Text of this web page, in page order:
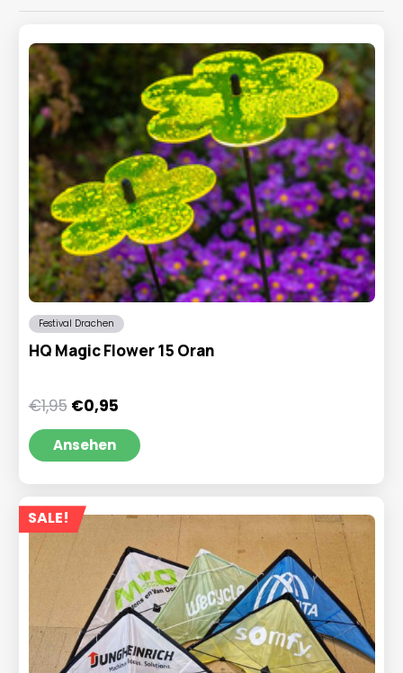
Festival Drachen
HQ Magic Flower 15 Oran
€1,95 Ursprünglicher
Preis
war:
€1,95
€0,95Aktueller
Preis
ist:
€0,95.
Ansehen
SALE!